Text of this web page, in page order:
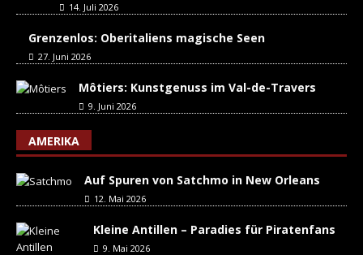
14. Juli 2026
Grenzenlos: Oberitaliens magische Seen
27. Juni 2026
Môtiers: Kunstgenuss im Val-de-Travers
9. Juni 2026
AMERIKA
Auf Spuren von Satchmo in New Orleans
12. Mai 2026
Kleine Antillen – Paradies für Piratenfans
9. Mai 2026